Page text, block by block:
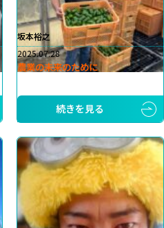
坂本裕之
2025.07.28
農業の未来のために
続きを見る